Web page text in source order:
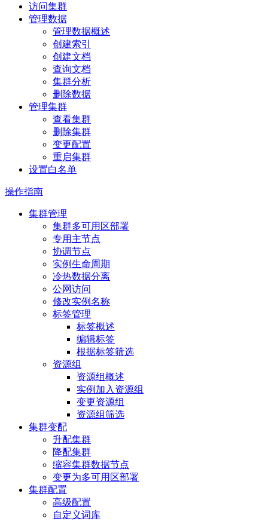
访问集群
管理数据
管理数据概述
创建索引
创建文档
查询文档
集群分析
删除数据
管理集群
查看集群
删除集群
变更配置
重启集群
设置白名单
操作指南
集群管理
集群多可用区部署
专用主节点
协调节点
实例生命周期
冷热数据分离
公网访问
修改实例名称
标签管理
标签概述
编辑标签
根据标签筛选
资源组
资源组概述
实例加入资源组
变更资源组
资源组筛选
集群变配
升配集群
降配集群
缩容集群数据节点
变更为多可用区部署
集群配置
高级配置
自定义词库